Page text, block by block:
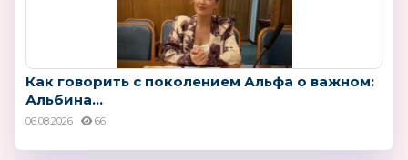
Как говорить с поколением Альфа о важном:
Альбина...
06.08.2026 66